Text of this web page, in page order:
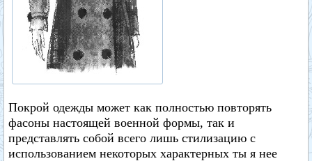
Покрой одежды может как полностью повторять
фасоны настоящей военной формы, так и
представлять собой всего лишь стилизацию с
использованием некоторых характерных ты я нее